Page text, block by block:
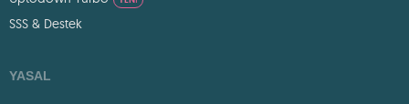
SSS & Destek
YASAL